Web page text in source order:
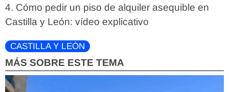
Cómo pedir un piso de alquiler asequible en
Castilla y León: vídeo explicativo
CASTILLA Y LEÓN
MÁS SOBRE ESTE TEMA